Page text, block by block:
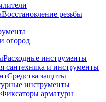
Восстановление резьбы
огород
Расходные инструменты
сантехника и инструменты
Средства защиты
инструменты
Фиксаторы арматуры